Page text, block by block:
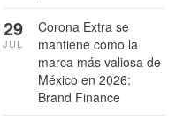
Corona Extra se
mantiene como la
marca más valiosa de
México en 2026:
Brand Finance
29
JUL